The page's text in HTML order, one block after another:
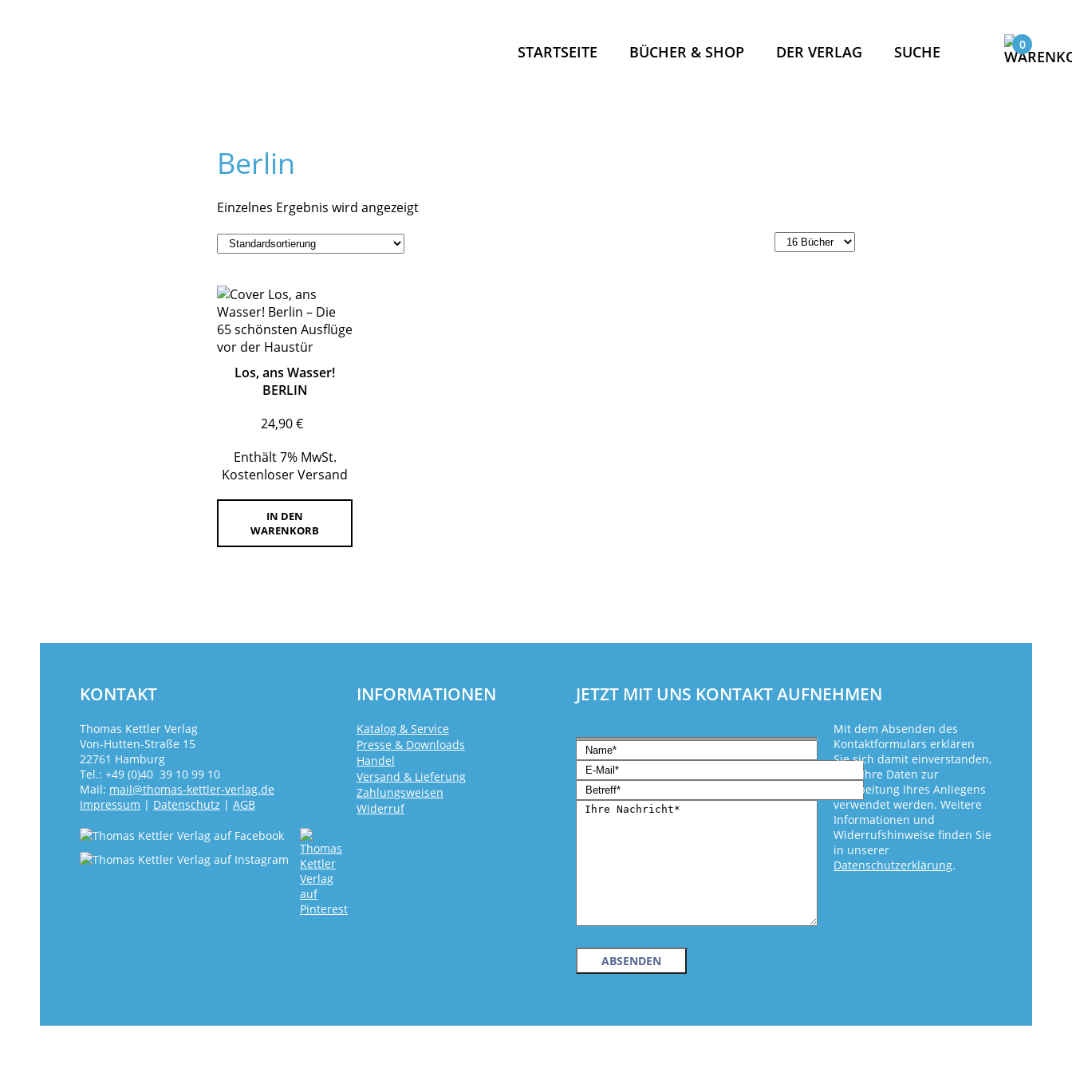
STARTSEITE BÜCHER & SHOP DER VERLAG SUCHE 0
Berlin
Einzelnes Ergebnis wird angezeigt
Los, ans Wasser!
BERLIN
24,90€
Enthält 7% MwSt.
Kostenloser Versand
IN DEN
WARENKORB
KONTAKT
Thomas Kettler Verlag
Von-Hutten-Straße 15
22761 Hamburg
Tel.: +49 (0)40 39 10 99 10
Mail: mail@thomas-kettler-verlag.de
Impressum | Datenschutz | AGB
INFORMATIONEN
Katalog & Service
Presse & Downloads
Handel
Versand & Lieferung
Zahlungsweisen
Widerruf
JETZT MIT UNS KONTAKT AUFNEHMEN
Bitte lasse dieses Feld leer.
Mit dem Absenden des
Kontaktformulars erklären
Sie sich damit einverstanden,
dass Ihre Daten zur
Bearbeitung Ihres Anliegens
verwendet werden. Weitere
Informationen und
Widerrufshinweise finden Sie
in unserer
Datenschutzerklärung.